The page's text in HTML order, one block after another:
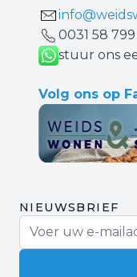
0031 ‪58 799
stuur ons
Volg ons op
NIEUWSBRIEF